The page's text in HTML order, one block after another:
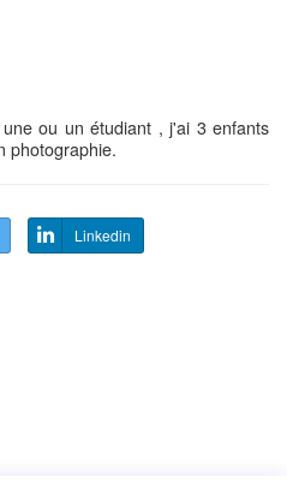
ou un étudiant , j'ai 3 enfants
photographie.
Linkedin